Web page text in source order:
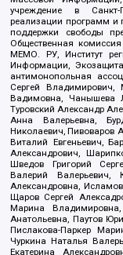
учреждение в Санкт-
реализации программ и
поддержки свободы
Общественная
МЕМО. РУ, Институт
Информации,
антимонопольная
Сергей
Вадимовна, Чанышева
Туровский Александр
Анна Валерьевна,
Николаевич, Пивоваров
Виталий Евгеньевич,
Александрович,
Шведов Григорий
Валерий Валерьевич,
Александровна,
Щаров Сергей
Марина
Анатольевна, Паутов
Пислакова-Паркер
Чуркина Наталья
Екатерина